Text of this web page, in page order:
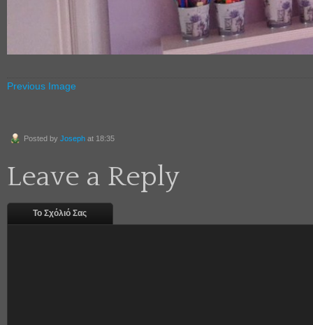
Previous Image
Posted by Joseph at 18:35
Leave a Reply
Το Σχόλιό Σας